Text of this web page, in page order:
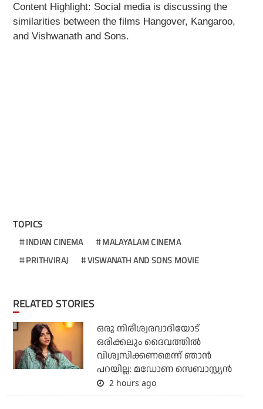
Content Highlight: Social media is discussing the
similarities between the films Hangover, Kangaroo,
and Vishwanath and Sons.
TOPICS
INDIAN CINEMA
MALAYALAM CINEMA
PRITHVIRAJ
VISWANATH AND SONS MOVIE
RELATED STORIES
ഒരു നിരീശ്വരവാദിയോട്
ഒരിക്കലും ദൈവത്തിൽ
വിശ്വസിക്കണമെന്ന് ഞാൻ
പറയില്ല: മഡോണ സെബാസ്റ്റ്യൻ
2 hours ago